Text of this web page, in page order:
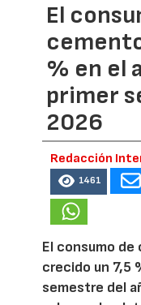
El
% en el
primer
2026
Redacción
1461
El consumo de
crecido un 7,5
semestre del